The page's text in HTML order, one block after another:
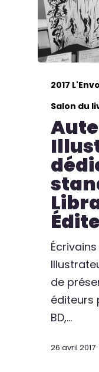
2017
Salon du
de
éditeurs
BD,…
26 avril 2017